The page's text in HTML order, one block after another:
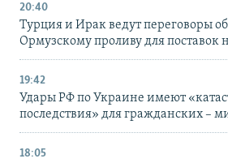
20:40
Турция и Ирак ведут переговоры
Ормузскому проливу для поставок
19:42
Удары РФ по Украине имеют
последствия» для гражданских –
18:05